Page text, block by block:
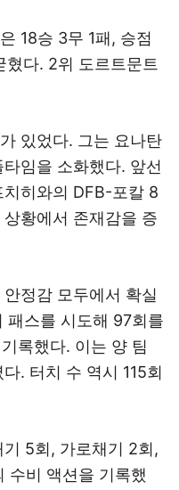
18승 3무 1패, 승점
다. 2위 도르트문트
있었다. 그는 요나탄
임을 소화했다. 앞선
히와의 DFB-포칼 8
황에서 존재감을 증
정감 모두에서 확실
패스를 시도해 97회를
록했다. 이는 양 팀
. 터치 수 역시 115회
5회, 가로채기 2회,
수비 액션을 기록했